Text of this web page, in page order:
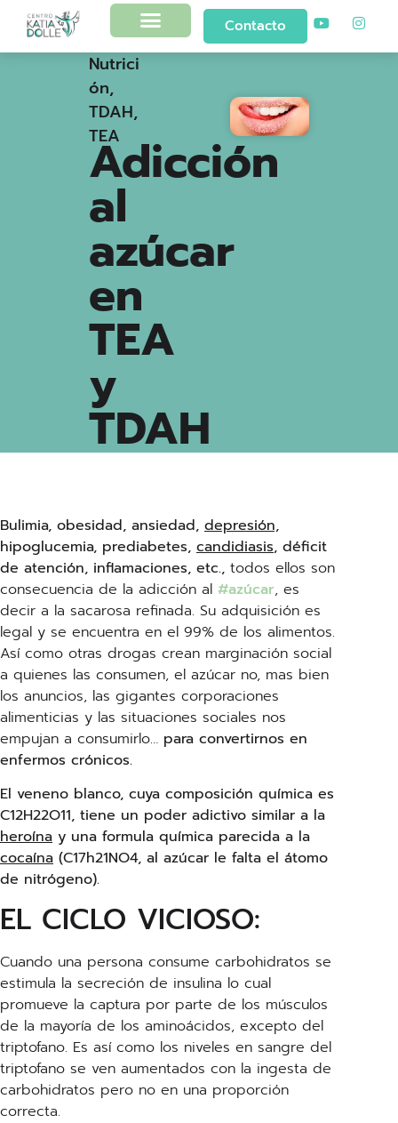
Contacto
Nutrici
ón,
TDAH,
TEA
Adicción
al
azúcar
en
TEA
y
TDAH
Bulimia, obesidad, ansiedad, depresión,
hipoglucemia, prediabetes, candidiasis, déficit
de atención, inflamaciones, etc., todos ellos son
consecuencia de la adicción al #azúcar, es
decir a la sacarosa refinada. Su adquisición es
legal y se encuentra en el 99% de los alimentos.
Así como otras drogas crean marginación social
a quienes las consumen, el azúcar no, mas bien
los anuncios, las gigantes corporaciones
alimenticias y las situaciones sociales nos
empujan a consumirlo… para convertirnos en
enfermos crónicos.
El veneno blanco, cuya composición química es
C12H22O11, tiene un poder adictivo similar a la
heroína y una formula química parecida a la
cocaína (C17h21NO4, al azúcar le falta el átomo
de nitrógeno).
EL CICLO VICIOSO:
Cuando una persona consume carbohidratos se
estimula la secreción de insulina lo cual
promueve la captura por parte de los músculos
de la mayoría de los aminoácidos, excepto del
triptofano. Es así como los niveles en sangre del
triptofano se ven aumentados con la ingesta de
carbohidratos pero no en una proporción
correcta.